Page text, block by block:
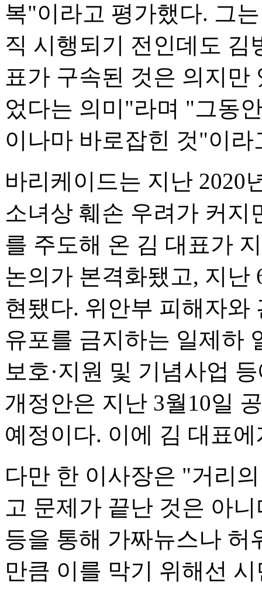
복"이라고 평가했다. 그
직 시행되기 전인데도
표가 구속된 것은 의지
었다는 의미"라며 "그동
이나마 바로잡힌 것"이라
바리케이드는 지난 2020
소녀상 훼손 우려가 커지
를 주도해 온 김 대표가
논의가 본격화됐고, 지난
현됐다. 위안부 피해자와
유포를 금지하는 일제하
보호·지원 및 기념사업
개정안은 지난 3월10일
예정이다. 이에 김 대표
다만 한 이사장은 "거리
고 문제가 끝난 것은 아
등을 통해 가짜뉴스나 허
만큼 이를 막기 위해선